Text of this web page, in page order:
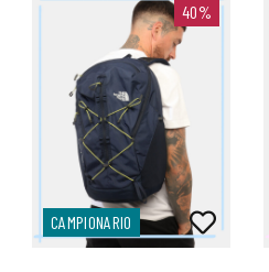
40%
CAMPIONARIO